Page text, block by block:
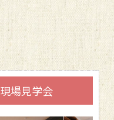
現場見学会